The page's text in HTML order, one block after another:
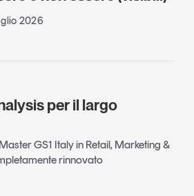
2026
per il largo
GS1 Italy in Retail, Marketing &
rinnovato